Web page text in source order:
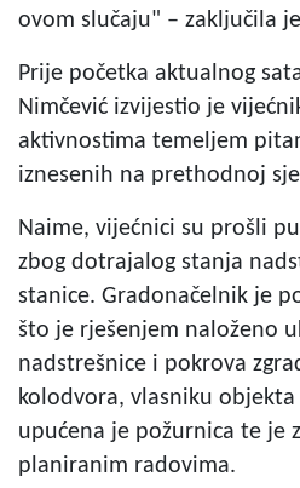
ovom slučaju" – zaključila
Prije početka aktualnog
Nimčević izvijestio je
aktivnostima temeljem
iznesenih na prethodnoj
Naime, vijećnici su prošli
zbog dotrajalog stanja
stanice. Gradonačelnik je
što je rješenjem naloženo
nadstrešnice i pokrova
kolodvora, vlasniku
upućena je požurnica te je
planiranim radovima.